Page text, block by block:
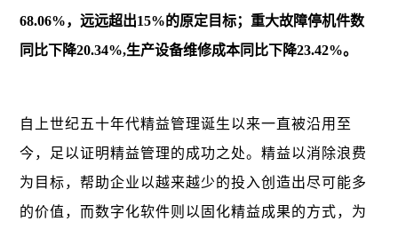
68.06%，远远超出15%的原定目标；重大故障停机件数
同比下降20.34%,生产设备维修成本同比下降23.42%。
自上世纪五十年代精益管理诞生以来一直被沿用至
今，足以证明精益管理的成功之处。精益以消除浪费
为目标，帮助企业以越来越少的投入创造出尽可能多
的价值，而数字化软件则以固化精益成果的方式，为